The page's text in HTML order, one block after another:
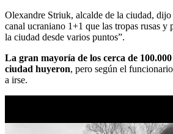
Olexandre Striuk, alcalde de la ciudad, dijo
canal ucraniano 1+1 que las tropas rusas y
la ciudad desde varios puntos”.
La gran mayoría de los cerca de
ciudad huyeron, pero según el
a irse.